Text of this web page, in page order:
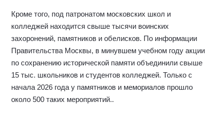
Кроме того, под патронатом московских школ и
колледжей находится свыше тысячи воинских
захоронений, памятников и обелисков. По информации
Правительства Москвы, в минувшем учебном году акции
по сохранению исторической памяти объединили свыше
15 тыс. школьников и студентов колледжей. Только с
начала 2026 года у памятников и мемориалов прошло
около 500 таких мероприятий..